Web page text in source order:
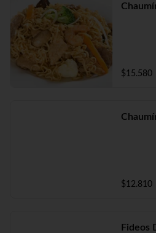
$15.580
$12.810
Fideos